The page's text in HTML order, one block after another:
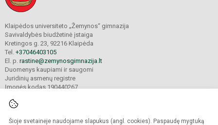
Šioje svetainėje naudojame slapukus (angl. cookies). Paspaudę mygtuką
Klaipėdos universiteto „Žemynos“ gimnazija
Savivaldybės biudžetinė įstaiga
Kretingos g. 23, 92216 Klaipėda
Tel. +37046403105
El. p. rastine@zemynosgimnazija.lt
Duomenys kaupiami ir saugomi
Juridinių asmenų registre
Įmonės kodas 190440267
© 2022. Klaipėdos universiteto „Žemynos“ gimnazija. Visos teisės saugomos.